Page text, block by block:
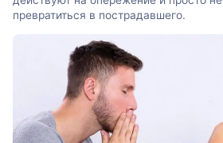
превратиться в пострадавшего.